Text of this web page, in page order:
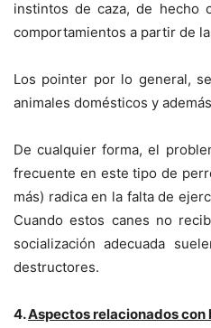
instintos de caza, de hecho
comportamientos a partir de
Los pointer por lo general,
animales domésticos y
De cualquier forma, el
frecuente en este tipo de
más) radica en la falta de
Cuando estos canes no
socialización adecuada
destructores.
4.Aspectos relacionados con